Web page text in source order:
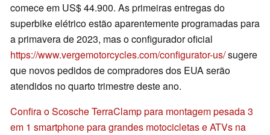
comece em US$ 44.900. As primeiras entregas do
superbike elétrico estão aparentemente programadas para
a primavera de 2023, mas o configurador oficial
https://www.vergemotorcycles.com/configurator-us/sugere
que novos pedidos de compradores dos EUA serão
atendidos no quarto trimestre deste ano.
Confira o Scosche TerraClamp para montagem pesada 3
em 1 smartphone para grandes motocicletas e ATVs na